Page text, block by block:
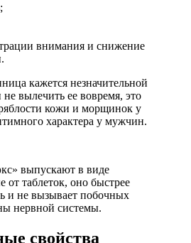
внимания и снижение
кажется незначительной
вылечить ее вовремя, это
кожи и морщинок у
характера у мужчин.
выпускают в виде
от таблеток, оно быстрее
и не вызывает побочных
нервной системы.
свойства